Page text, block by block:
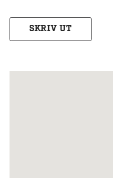
SKRIV UT